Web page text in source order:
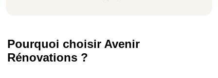
Pourquoi choisir Avenir
Rénovations ?